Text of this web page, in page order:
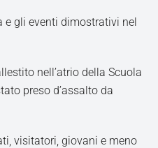
e gli eventi dimostrativi nel
nell’atrio della Scuola
preso d’assalto da
visitatori, giovani e meno